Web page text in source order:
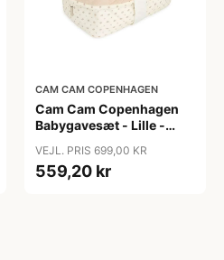
CAM CAM COPENHAGEN
Cam Cam Copenhagen
Babygavesæt - Lille -
VEJL. PRIS 699,00 KR
559,20 kr